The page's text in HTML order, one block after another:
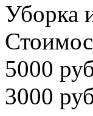
Уборка
5000
3000